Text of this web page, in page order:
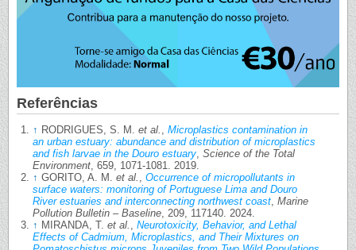
Referências
↑ RODRIGUES, S. M. et al.
Microplastics contamination in
an urban estuary: abundance and distribution of microplastics
and fish larvae in the Douro estuary Science of the Total
Environment , 659, 1071-1081. 2019.
↑ GORITO, A. M. et al.
Occurrence of micropollutants in
surface waters: monitoring of Portuguese Lima and Douro
River estuaries and interconnecting northwest coast Marine
Pollution Bulletin – Baseline , 209, 117140. 2024.
↑ MIRANDA, T. et al.
Neurotoxicity, Behavior, and Lethal
Effects of Cadmium, Microplastics, and Their Mixtures on